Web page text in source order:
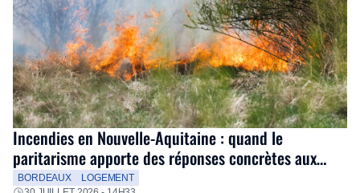
Incendies en Nouvelle-Aquitaine : quand le
paritarisme apporte des réponses concrètes aux
salariés
BORDEAUX
LOGEMENT